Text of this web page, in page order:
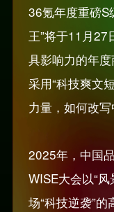
36氪年度重磅S
王”将于11月27
具影响力的年
采用“科技爽文
力量，如何改写
2025年，中国
WISE大会以“
场“科技逆袭”的